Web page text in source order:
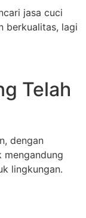
jasa cuci
berkualitas, lagi
Telah
dengan
mengandung
lingkungan.